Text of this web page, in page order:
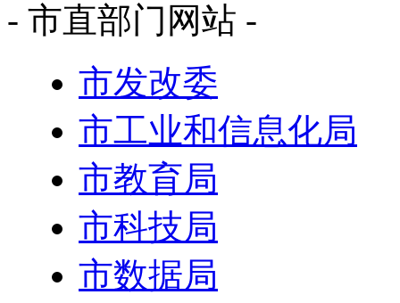
- 市直部门网站 -
市发改委
市工业和信息化局
市教育局
市科技局
市数据局